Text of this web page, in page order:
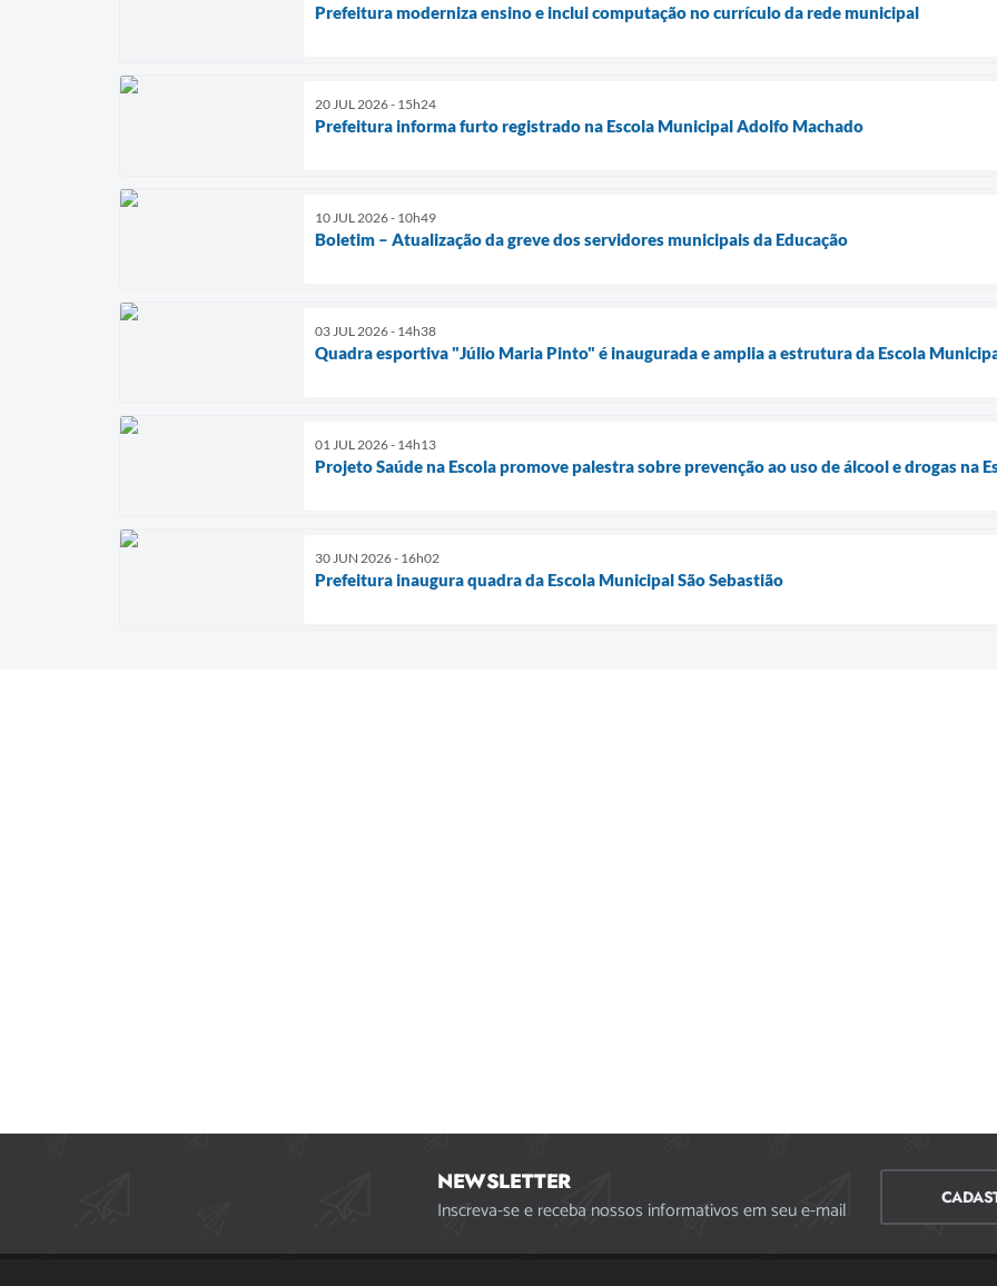
Prefeitura moderniza ensino e inclui computação no currículo da rede municipal
20 JUL 2026 - 15h24
Prefeitura informa furto registrado na Escola Municipal Adolfo Machado
10 JUL 2026 - 10h49
Boletim – Atualização da greve dos servidores municipais da Educação
03 JUL 2026 - 14h38
Quadra esportiva "Júlio Maria Pinto" é inaugurada e amplia a estrutura da Escola
01 JUL 2026 - 14h13
Projeto Saúde na Escola promove palestra sobre prevenção ao uso de álcool e drogas na
30 JUN 2026 - 16h02
Prefeitura inaugura quadra da Escola Municipal São Sebastião
NEWSLETTER
Inscreva-se e receba nossos informativos em seu e-mail